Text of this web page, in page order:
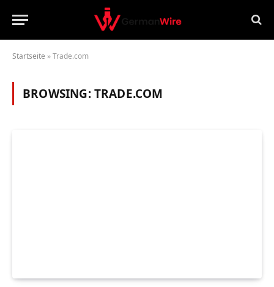
Startseite »Trade.com
BROWSING:TRADE.COM